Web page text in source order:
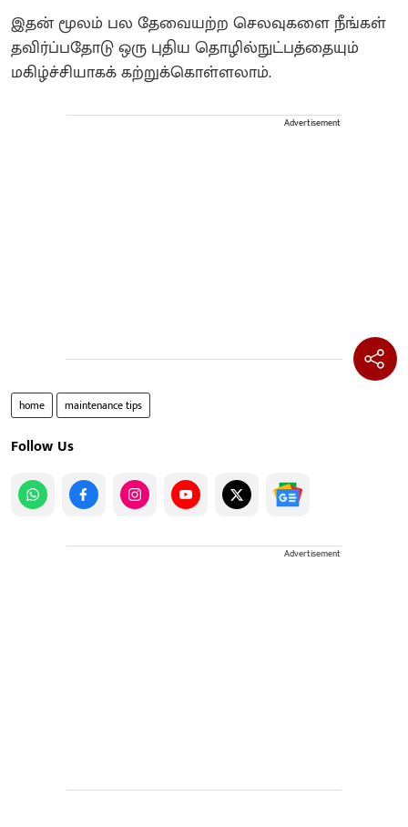
இதன் மூலம் பல தேவையற்ற செலவுகளை நீங்கள்
தவிர்ப்பதோடு ஒரு புதிய தொழில்நுட்பத்தையும்
மகிழ்ச்சியாகக் கற்றுக்கொள்ளலாம்.
Advertisement
home maintenance tips
Follow Us
Advertisement